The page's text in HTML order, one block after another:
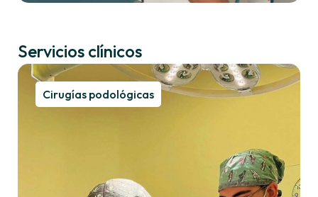
Servicios clínicos
Cirugías podológicas